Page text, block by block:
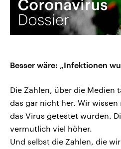
Besser wäre: „Infektionen
Die Zahlen, über die Medien
das gar nicht her. Wir
das Virus getestet wurden.
vermutlich viel höher.
Und selbst die Zahlen, die